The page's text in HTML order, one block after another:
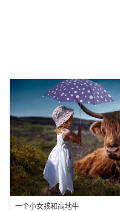
一个小女孩和高地牛